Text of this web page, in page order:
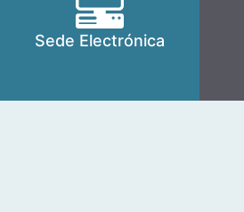
Sede Electrónica